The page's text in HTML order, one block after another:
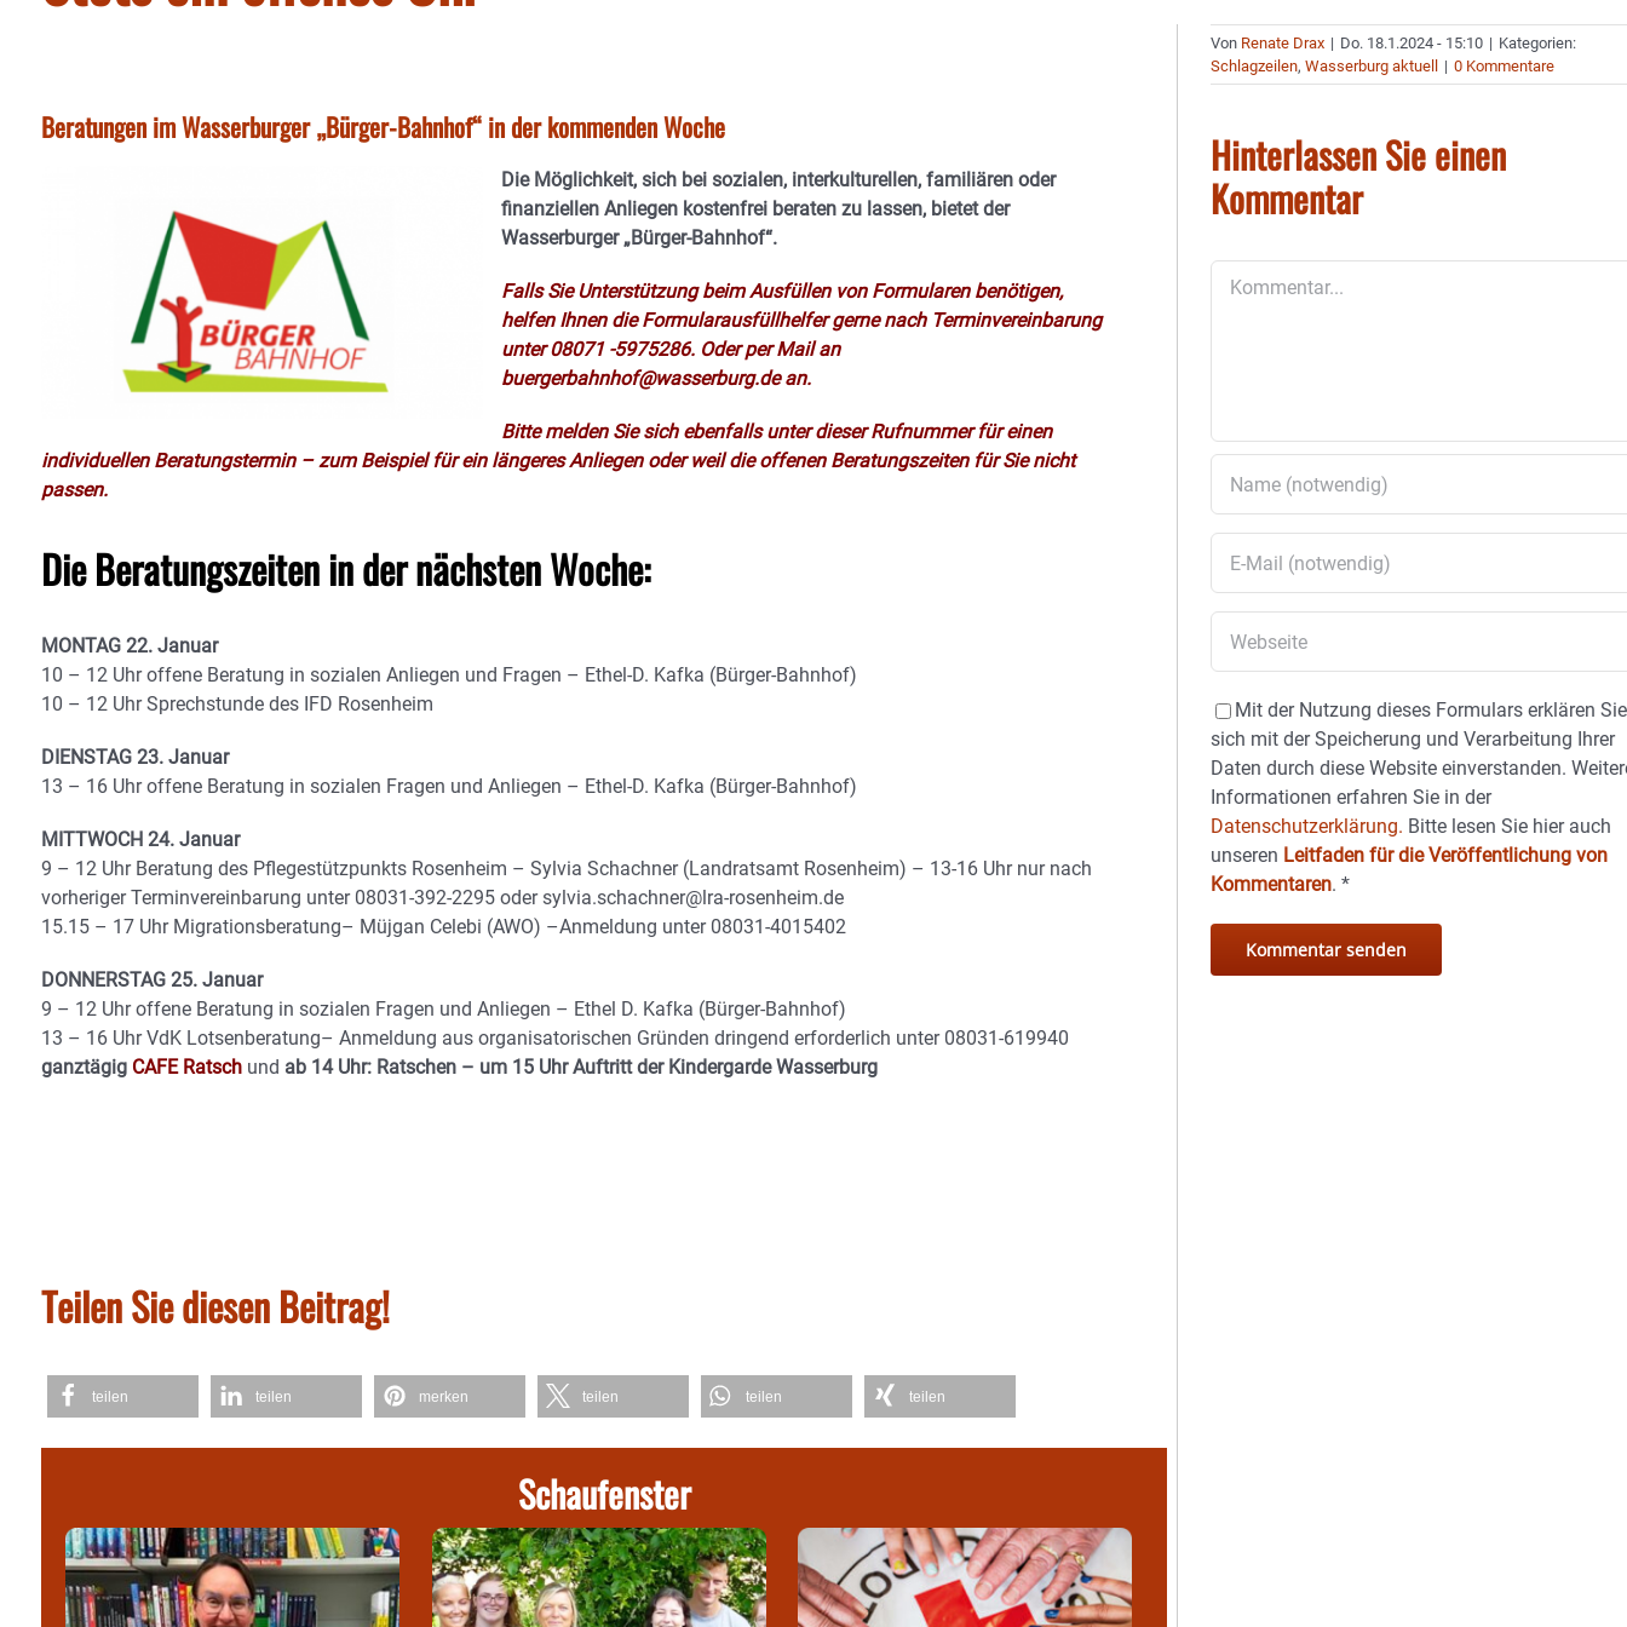
Beratungen im Wasserburger „Bürger-Bahnhof“ in der kommenden Woche
Die Möglichkeit, sich bei sozialen, interkulturellen, familiären oder
finanziellen Anliegen kostenfrei beraten zu lassen, bietet der
Wasserburger „Bürger-Bahnhof“.
Falls Sie Unterstützung beim Ausfüllen von Formularen benötigen,
helfen Ihnen die Formularausfüllhelfer gerne nach Terminvereinbarung
unter 08071 -5975286. Oder per Mail an
buergerbahnhof@wasserburg.de an.
Bitte melden Sie sich ebenfalls unter dieser Rufnummer für einen
individuellen Beratungstermin – zum Beispiel für ein längeres Anliegen oder weil die offenen Beratungszeiten für Sie nicht
passen.
Die Beratungszeiten in der nächsten Woche:
MONTAG 22. Januar
10 – 12 Uhr offene Beratung in sozialen Anliegen und Fragen – Ethel-D. Kafka (Bürger-Bahnhof)
10 – 12 Uhr Sprechstunde des IFD Rosenheim
DIENSTAG 23. Januar
13 – 16 Uhr offene Beratung in sozialen Fragen und Anliegen – Ethel-D. Kafka (Bürger-Bahnhof)
MITTWOCH 24. Januar
9 – 12 Uhr Beratung des Pflegestützpunkts Rosenheim – Sylvia Schachner (Landratsamt Rosenheim) – 13-16 Uhr nur nach
vorheriger Terminvereinbarung unter 08031-392-2295 oder sylvia.schachner@lra-rosenheim.de
15.15 – 17 Uhr Migrationsberatung– Müjgan Celebi (AWO) –Anmeldung unter 08031-4015402
DONNERSTAG 25. Januar
9 – 12 Uhr offene Beratung in sozialen Fragen und Anliegen – Ethel D. Kafka (Bürger-Bahnhof)
13 – 16 Uhr VdK Lotsenberatung– Anmeldung aus organisatorischen Gründen dringend erforderlich unter 08031-619940
ganztägig CAFE Ratsch und ab 14 Uhr: Ratschen – um 15 Uhr Auftritt der Kindergarde Wasserburg
Teilen Sie diesen Beitrag!
teilen teilen merken teilen teilen teilen
Schaufenster
Von Renate Drax | Do. 18.1.2024 - 15:10 | Kategorien:
Schlagzeilen,Wasserburg aktuell | 0 Kommentare
Hinterlassen Sie einen
Kommentar
Mit der Nutzung dieses Formulars erklären Sie
sich mit der Speicherung und Verarbeitung Ihrer
Daten durch diese Website einverstanden.
Informationen erfahren Sie in der
Datenschutzerklärung. Bitte lesen Sie hier auch
unseren Leitfaden für die Veröffentlichung von
Kommentaren.*